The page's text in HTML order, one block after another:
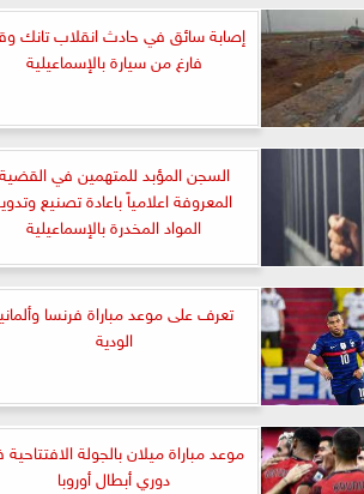
إصابة سائق في حادث انقلاب تانك
فارغ من سيارة بالإسماعيلية
السجن المؤبد للمتهمين في
المعروفة اعلامياً باعادة تصنيع
المواد المخدرة بالإسماعيلية
تعرف على موعد مباراة فرنسا
الودية
موعد مباراة ميلان بالجولة
دوري أبطال أوروبا